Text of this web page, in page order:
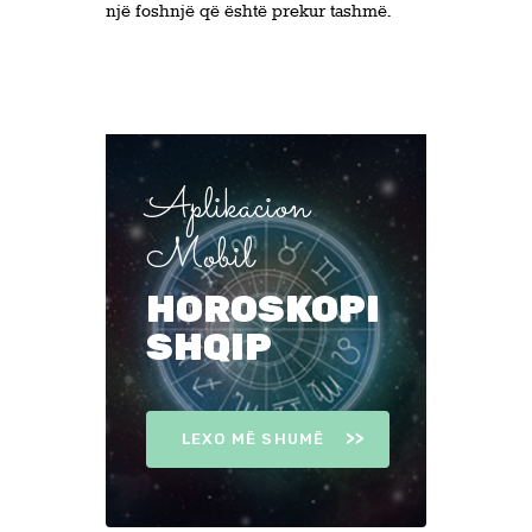
një foshnjë që është prekur tashmë.
Aplikacion
Mobil
HOROSKOPI
SHQIP
LEXO MË SHUMË